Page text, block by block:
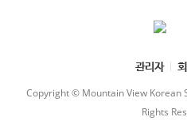
관리자
Copyright © Mountain View Korean
Rights